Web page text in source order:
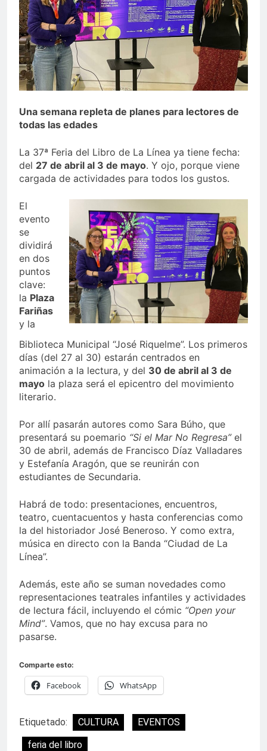
echa el cierre con éxito
rotundo
1 Semana Atrás
La Mancomunidad y el
Banco de Alimentos del
Campo de Gibraltar renuevan
su convenio de colaboración
1 Semana Atrás
Tráfico especial para
despedir la feria. Ojo si vas
La feria se despide por todo
hasta el amanecer
Una semana repleta de planes para lectores de
todas las edades
La 37ª Feria del Libro de La Línea ya tiene fecha:
del 27 de abril al 3 de mayo. Y ojo, porque viene
cargada de actividades para todos los gustos.
El
evento
se
dividirá
en dos
puntos
clave:
la Plaza
Fariñas
y la
Biblioteca Municipal “José Riquelme”. Los primeros
días (del 27 al 30) estarán centrados en
animación a la lectura, y del 30 de abril al 3 de
mayo la plaza será el epicentro del movimiento
literario.
Por allí pasarán autores como Sara Búho, que
presentará su poemario “Si el Mar No Regresa”el
30 de abril, además de Francisco Díaz Valladares
y Estefanía Aragón, que se reunirán con
estudiantes de Secundaria.
Habrá de todo: presentaciones, encuentros,
teatro, cuentacuentos y hasta conferencias como
la del historiador José Beneroso. Y como extra,
música en directo con la Banda “Ciudad de La
Línea”.
Además, este año se suman novedades como
representaciones teatrales infantiles y actividades
de lectura fácil, incluyendo el cómic “Open your
Mind”. Vamos, que no hay excusa para no
pasarse.
Comparte esto:
Facebook WhatsApp
Etiquetado: CULTURA
EVENTOS
feria del libro